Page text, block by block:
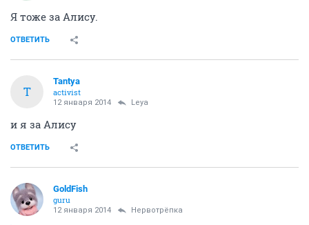
Я тоже за Алису.
ОТВЕТИТЬ
T
Tantya
activist
12 января 2014 Leya
и я за Алису
ОТВЕТИТЬ
GoldFish
guru
12 января 2014 Нервотрёпка